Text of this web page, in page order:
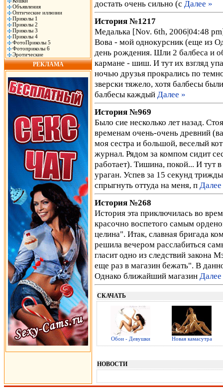
Объявления
Оптические иллюзии
Приколы 1
Приколы 2
Приколы 3
Приколы 4
ФотоПриколы 5
Фотоприколы 6
Эротические
РЕКЛАМА
достать очень сильно (с Далее »
История №1217
Медалька [Nov. 6th, 2006|04:48
Вова - мой однокурсник (еще из
день рождения. Шли 2 балбеса и
кармане - шиш. И тут их взгляд
ночью друзья прокрались по
зверски тяжело, хотя балбесы
балбесы каждый Далее »
История №969
Было сие несколько лет назад.
временам очень-очень древний
моя сестра и большой, веселый
журнал. Рядом за компом сидит
работает). Тишина, покой... И тут
ураган. Успев за 15 секунд
спрыгнуть оттуда на меня, п
История №268
История эта приключилась во
красочно воспетого самым
целина". Итак, славная бригада
решила вечером расслабиться
гласит одно из следствий закона
еще раз в магазин бежать". В
Однако ближайший магазин
СКАЧАТЬ
Обои - Девушки Новая камасутра
НОВОСТИ